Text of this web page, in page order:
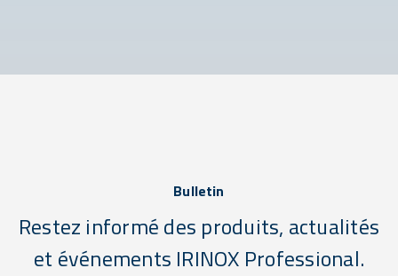
Bulletin
Restez informé des produits, actualités
et événements IRINOX Professional.